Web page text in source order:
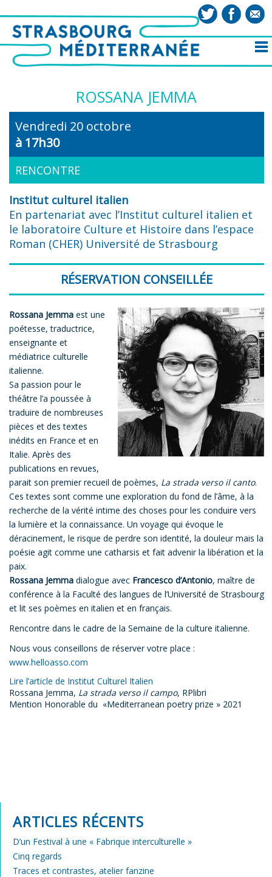
ROSSANA JEMMA
Vendredi 20 octobre
à 17h30
RENCONTRE
Institut culturel italien
En partenariat avec l’Institut culturel italien et
le laboratoire Culture et Histoire dans l’espace
Roman (CHER) Université de Strasbourg
RÉSERVATION CONSEILLÉE
Rossana Jemma est une
poétesse, traductrice,
enseignante et
médiatrice culturelle
italienne.
Sa passion pour le
théâtre l’a poussée à
traduire de nombreuses
pièces et des textes
inédits en France et en
Italie. Après des
publications en revues,
parait son premier recueil de poèmes, La strada verso il canto.
Ces textes sont comme une exploration du fond de l’âme, à la
recherche de la vérité intime des choses pour les conduire vers
la lumière et la connaissance. Un voyage qui évoque le
déracinement, le risque de perdre son identité, la douleur mais la
poésie agit comme une catharsis et fait advenir la libération et la
paix.
Rossana Jemma dialogue avec Francesco d’Antonio, maître de
conférence à la Faculté des langues de l’Université de Strasbourg
et lit ses poèmes en italien et en français.
Rencontre dans le cadre de la Semaine de la culture italienne.
Nous vous conseillons de réserver votre place :
www.helloasso.com
Lire l’article de Institut Culturel Italien
Rossana Jemma, La strada verso il campo, RPlibri
Mention Honorable du «Mediterranean poetry prize » 2021
ARTICLES RÉCENTS
D’un Festival à une « Fabrique interculturelle »
Cinq regards
Traces et contrastes, atelier fanzine